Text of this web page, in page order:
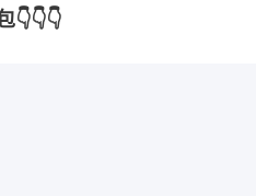
👇👇👇